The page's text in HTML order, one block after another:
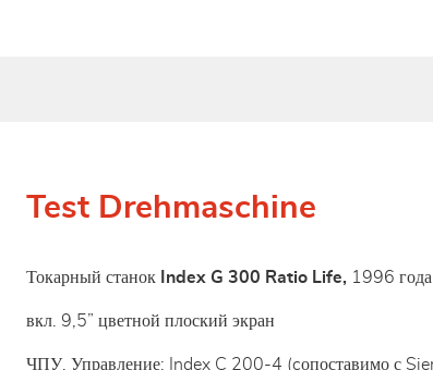
Test Drehmaschine
Токарный станок Index G 300 Ratio Life, 1996 года
вкл. 9,5” цветной плоский экран
ЧПУ, Управление: Index C 200-4 (cопоставимо с